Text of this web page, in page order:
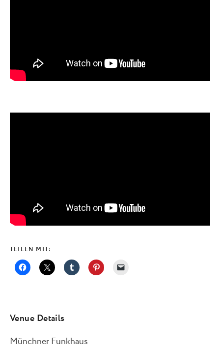
TEILEN MIT:
Venue Details
Münchner Funkhaus